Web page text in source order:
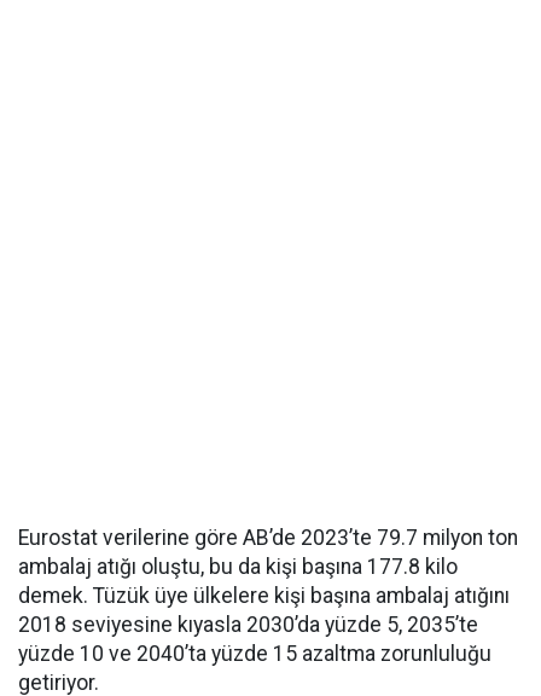
Eurostat verilerine göre AB’de 2023’te 79.7 milyon ton
ambalaj atığı oluştu, bu da kişi başına 177.8 kilo
demek. Tüzük üye ülkelere kişi başına ambalaj atığını
2018 seviyesine kıyasla 2030’da yüzde 5, 2035’te
yüzde 10 ve 2040’ta yüzde 15 azaltma zorunluluğu
getiriyor.